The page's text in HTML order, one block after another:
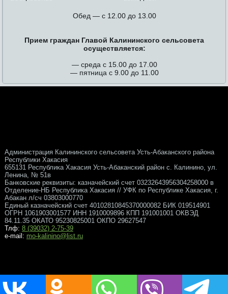
Обед — с 12.00 до 13.00
Прием граждан Главой Калининского сельсовета
осуществляется:
— среда с 15.00 до 17.00
— пятница с 9.00 до 11.00
Администрация Калининского сельсовета Усть-Абаканского района
Республики Хакасия
655131 Республика Хакасия Усть-Абаканский район с. Калинино, ул.
Ленина, № 51в
Банковские реквизиты: казначейский счет 03232643956304258000 в
Отделение-НБ Республика Хакасия // УФК по Республике Хакасия, г.
Абакан л/сч 03803000770
Единый казначейский счет 40102810845370000082 БИК 019514901
ОГРН 1061903001577 ИНН 1910009896 КПП 191001001 ОКВЭД
84.11.35 ОКАТО 95230825001 ОКПО 29627547
Тлф: 8 (39032) 2-75-39
e-mail: mo-kalinino@list.ru